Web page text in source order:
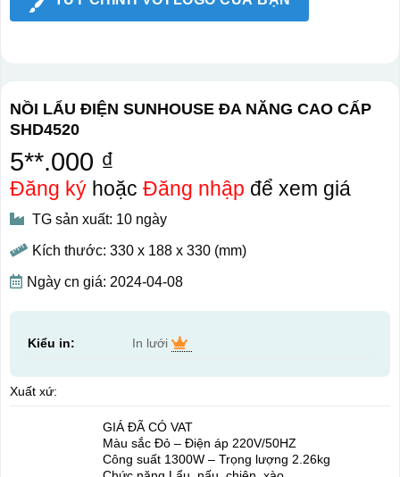
NỒI LẨU ĐIỆN SUNHOUSE ĐA NĂNG CAO CẤP
SHD4520
5**.000 ₫
Đăng kýhoặc Đăng nhập để xem giá
TG sản xuất: 10 ngày
Kích thước: 330 x 188 x 330 (mm)
Ngày cn giá: 2024-04-08
Kiểu in: In lưới
Xuất xứ:
GIÁ ĐÃ CÓ VAT
Màu sắc Đỏ – Điện áp 220V/50HZ
Công suất 1300W – Trọng lượng 2.26kg